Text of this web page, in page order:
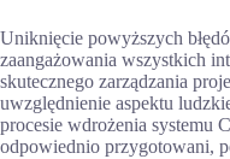
Uniknięcie powyższych
zaangażowania wszystkich
skutecznego zarządzania
uwzględnienie aspektu
procesie wdrożenia systemu
odpowiednio przygotowani,